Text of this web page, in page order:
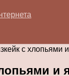
с хлопьями
и